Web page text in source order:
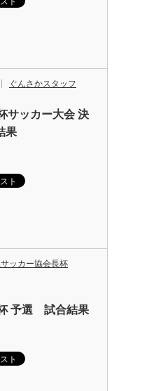
ぐんさかスタッフ
サッカー大会 決
果
ッカー協会長杯
予選 試合結果